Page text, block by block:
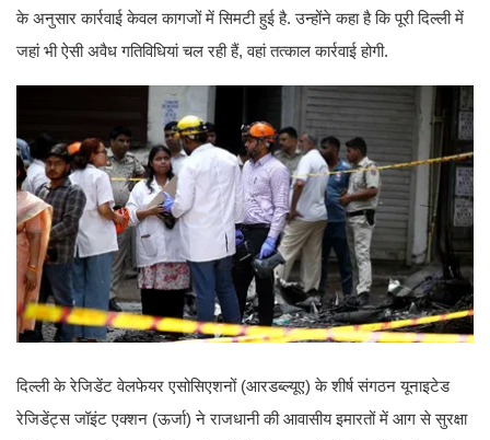
के अनुसार कार्रवाई केवल कागजों में सिमटी हुई है. उन्होंने कहा है कि पूरी दिल्ली में
जहां भी ऐसी अवैध गतिविधियां चल रही हैं, वहां तत्काल कार्रवाई होगी.
दिल्ली के रेजिडेंट वेलफेयर एसोसिएशनों (आरडब्ल्यूए) के शीर्ष संगठन यूनाइटेड
रेजिडेंट्स जॉइंट एक्शन (ऊर्जा) ने राजधानी की आवासीय इमारतों में आग से सुरक्षा